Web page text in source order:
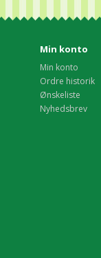
Min konto
Min konto
Ordre historik
Ønskeliste
Nyhedsbrev